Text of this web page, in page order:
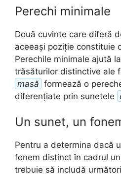
Perechi minimale
Două cuvinte care diferă
aceeași poziție constituie
Perechile minimale ajută
trăsăturilor distinctive ale
masă formează o
diferențiate prin sunetele
Un sunet, un
Pentru a determina dacă
fonem distinct în cadrul
trebuie să includă